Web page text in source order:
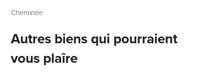
Cheminée
Autres biens qui pourraient
vous plaîre